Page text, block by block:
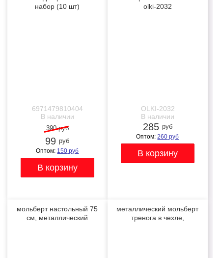
набор (10 шт)
6971479810404
В наличии
390 руб
99 руб
Оптом: 150 руб
olki-2032
OLKI-2032
В наличии
285 руб
Оптом:260 руб
мольберт настольный 75
см, металлический
металлический мольберт
тренога в чехле,